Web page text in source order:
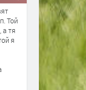
километър
Той
а тя
я